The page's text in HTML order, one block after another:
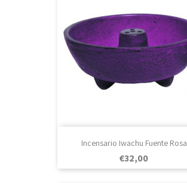
Incensario Iwachu Fuente Rosa
Prezo
€32,00